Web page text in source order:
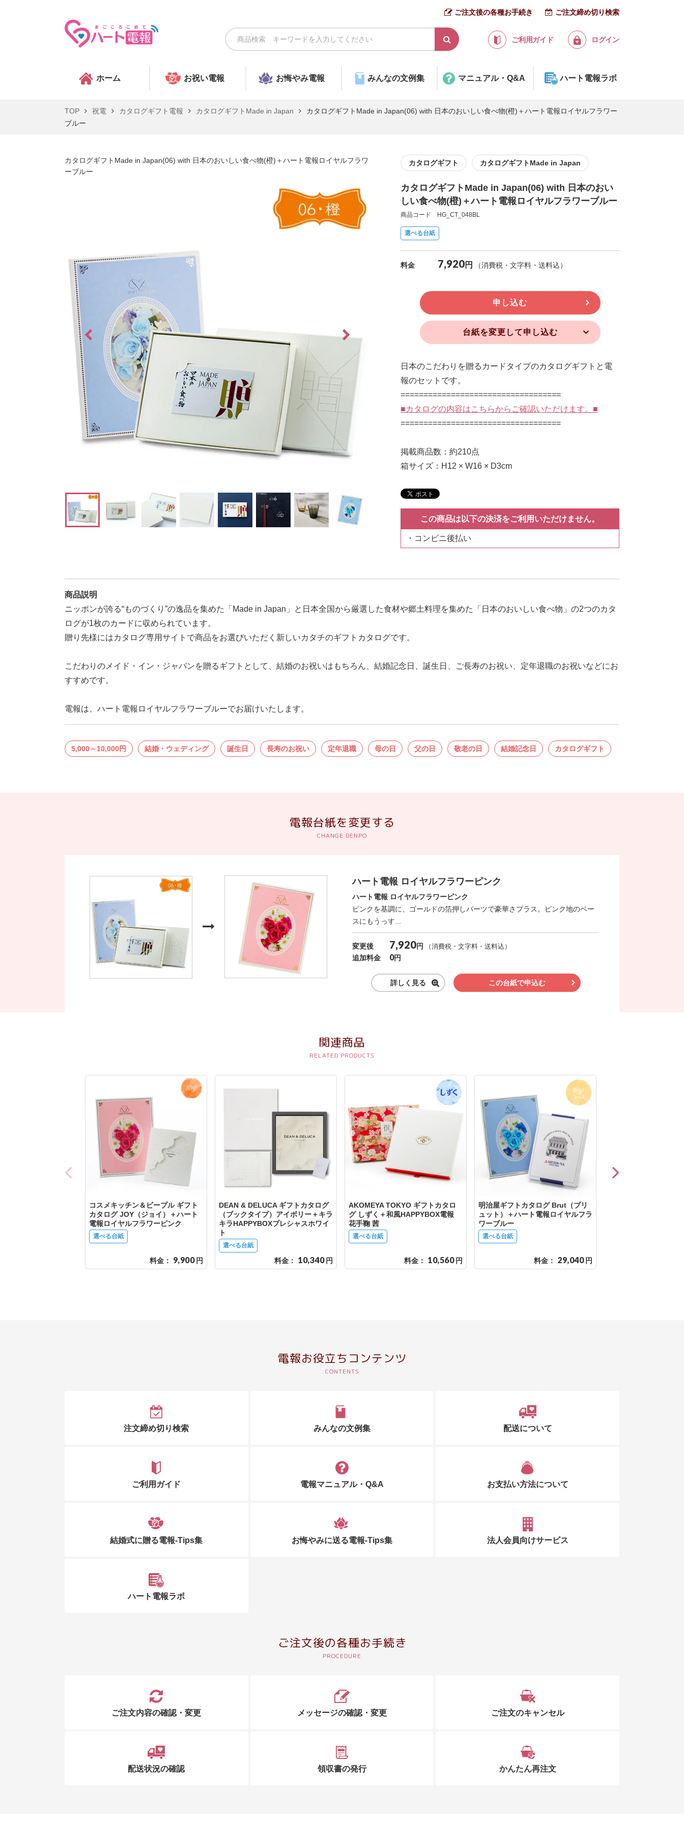
ご注文後の各種お手続き ご注文締め切り検索
ご利用ガイド ログイン
ホーム お祝い電報 お悔やみ電報 みんなの文例集 マニュアル・Q&A ハート電報ラボ
TOP 祝電 カタログギフト電報 カタログギフトMade in Japan
カタログギフトMade in Japan(06) with 日本のおいしい食べ物(橙)＋ハート電報ロイヤルフラワー
ブルー
カタログギフトMade in Japan(06) with 日本のおいしい食べ物(橙)＋ハート電報ロイヤルフラワ
ーブルー
カタログギフト カタログギフトMade in Japan
カタログギフトMade in Japan(06) with 日本のおい
しい食べ物(橙)＋ハート電報ロイヤルフラワーブルー
商品コード HG_CT_048BL
選べる台紙
料金 7,920円 （消費税・文字料・送料込）
申し込む
台紙を変更して申し込む
日本のこだわりを贈るカードタイプのカタログギフトと電
報のセットです。
===================================
■カタログの内容はこちらからご確認いただけます。■
===================================
掲載商品数：約210点
箱サイズ：H12 × W16 × D3cm
この商品は以下の決済をご利用いただけません。
コンビニ後払い
商品説明
ニッポンが誇る“ものづくり”の逸品を集めた「Made in Japan」と日本全国から厳選した食材や郷土料理を集めた「日本のおいしい食べ物」の2つのカタ
ログが1枚のカードに収められています。
贈り先様にはカタログ専用サイトで商品をお選びいただく新しいカタチのギフトカタログです。
こだわりのメイド・イン・ジャパンを贈るギフトとして、結婚のお祝いはもちろん、結婚記念日、誕生日、ご長寿のお祝い、定年退職のお祝いなどにお
すすめです。
電報は、ハート電報ロイヤルフラワーブルーでお届けいたします。
5,000～10,000円 結婚・ウェディング 誕生日 長寿のお祝い 定年退職 母の日 父の日 敬老の日 結婚記念日 カタログギフト
電報台紙を変更する
ハート電報 ロイヤルフラワーピンク
ハート電報 ロイヤルフラワーピンク
ピンクを基調に、ゴールドの箔押しパーツで豪華さプラス。ピンク地のベー
スにもうっす...
変更後 7,920円
（消費税・文字料・送料込）
追加料金
0円
詳しく見る この台紙で申込む
関連商品
コスメキッチン＆ビープル ギフト
カタログ JOY（ジョイ）＋ハート
電報ロイヤルフラワーピンク
選べる台紙
料金： 9,900 円
DEAN & DELUCA ギフトカタログ
（ブックタイプ）アイボリー＋キラ
キラHAPPYBOXプレシャスホワイ
ト
選べる台紙
料金： 10,340 円
AKOMEYA TOKYO ギフトカタロ
グ しずく＋和風HAPPYBOX電報
花手鞠 茜
選べる台紙
料金： 10,560 円
明治屋ギフトカタログ Brut（ブリ
ュット）＋ハート電報ロイヤルフラ
ワーブルー
選べる台紙
料金： 29,040 円
電報お役立ちコンテンツ
注文締め切り検索 みんなの文例集 配送について
ご利用ガイド 電報マニュアル・Q&A お支払い方法について
結婚式に贈る電報-Tips集 お悔やみに送る電報-Tips集 法人会員向けサービス
ハート電報ラボ
ご注文後の各種お手続き
ご注文内容の確認・変更 メッセージの確認・変更 ご注文のキャンセル
配送状況の確認 領収書の発行 かんたん再注文